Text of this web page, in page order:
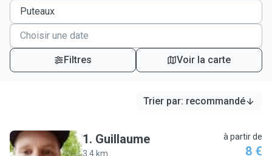
Filtres Voir la carte
Trier par: recommandé
1. Guillaume
3.4 km
à partir de
8 €